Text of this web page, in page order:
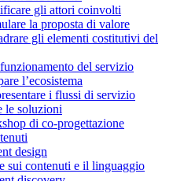
gli attori coinvolti
la proposta di valore
gli elementi costitutivi del
del servizio
l’ecosistema
i flussi di servizio
le soluzioni
di co-progettazione
design
sui contenuti e il linguaggio